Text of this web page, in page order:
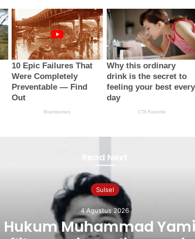
Read Next
Sulsel
4 Agustus 2026
Hukum Muhammad